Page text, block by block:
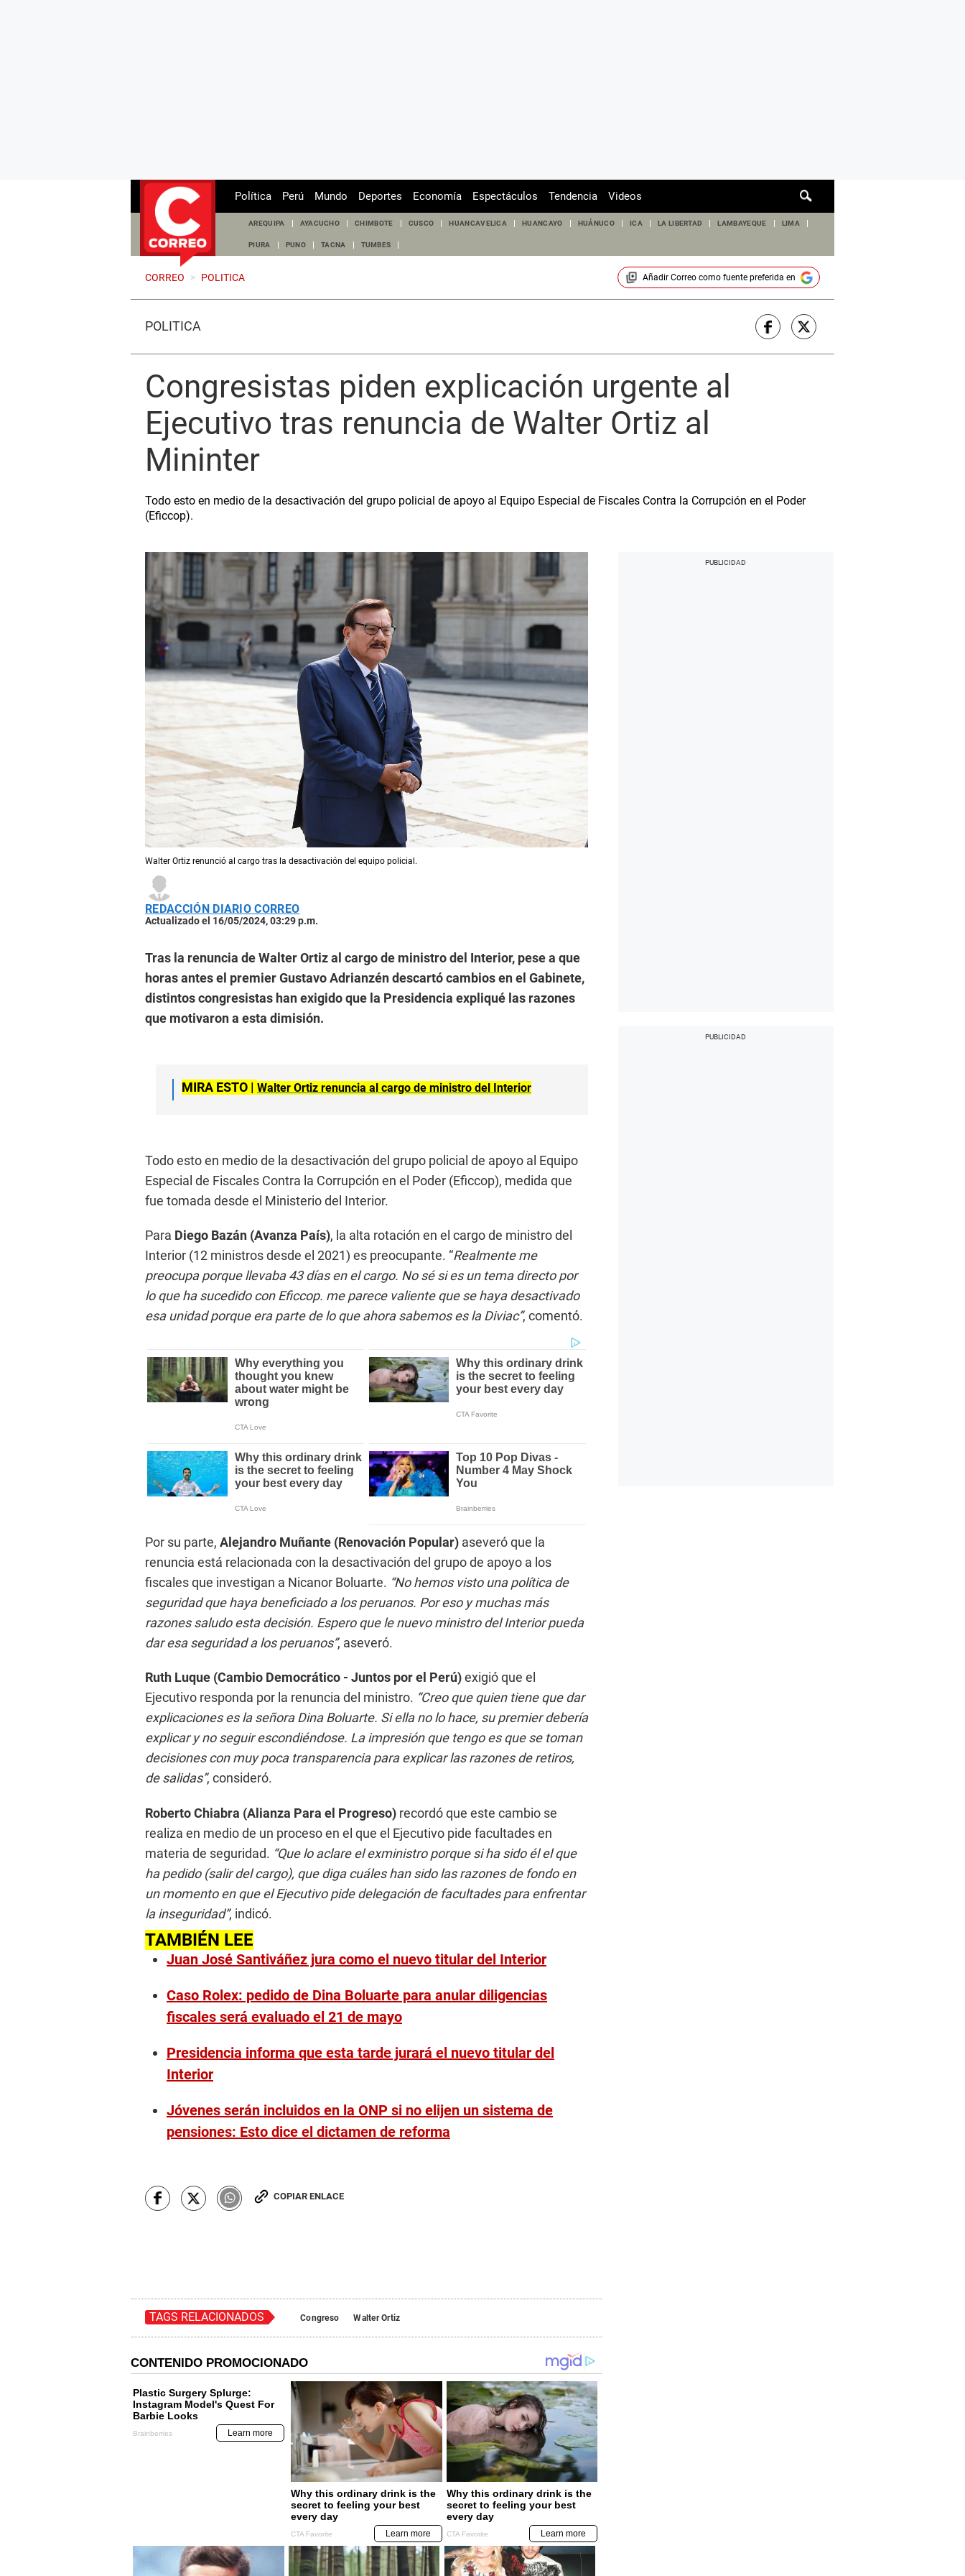
de
Política Perú Mundo Deportes Economía Espectáculos Tendencia Videos
AREQUIPA AYACUCHO CHIMBOTE CUSCO HUANCAVELICA HUANCAYO HUÁNUCO ICA LA LIBERTAD LAMBAYEQUE LIMA
PIURA PUNO TACNA TUMBES
CORREO > POLITICA Añadir Correocomo fuente preferida en
POLÍTICA
Congresistas piden explicación urgente al
Ejecutivo tras renuncia de Walter Ortiz al
Mininter
Todo esto en medio de la desactivación del grupo policial de apoyo al Equipo Especial de Fiscales Contra la Corrupción en el Poder
(Eficcop).
Walter Ortiz renunció al cargo tras la desactivación del equipo policial.
REDACCIÓN DIARIO CORREO
Actualizado el 16/05/2024, 03:29 p.m.
Tras la renuncia de Walter Ortiz al cargo de ministro del Interior, pese a que
horas antes el premier Gustavo Adrianzén descartó cambios en el Gabinete,
distintos congresistas han exigido que la Presidencia expliqué las razones
que motivaron a esta dimisión.
MIRA ESTO | Walter Ortiz renuncia al cargo de ministro del Interior
Todo esto en medio de la desactivación del grupo policial de apoyo al Equipo
Especial de Fiscales Contra la Corrupción en el Poder (Eficcop), medida que
fue tomada desde el Ministerio del Interior.
Para Diego Bazán (Avanza País), la alta rotación en el cargo de ministro del
Interior (12 ministros desde el 2021) es preocupante. “Realmente me
preocupa porque llevaba 43 días en el cargo. No sé si es un tema directo por
lo que ha sucedido con Eficcop. me parece valiente que se haya desactivado
esa unidad porque era parte de lo que ahora sabemos es la Diviac”, comentó.
Por su parte, Alejandro Muñante (Renovación Popular) aseveró que la
renuncia está relacionada con la desactivación del grupo de apoyo a los
fiscales que investigan a Nicanor Boluarte. “No hemos visto una política de
seguridad que haya beneficiado a los peruanos. Por eso y muchas más
razones saludo esta decisión. Espero que le nuevo ministro del Interior pueda
dar esa seguridad a los peruanos”, aseveró.
Ruth Luque (Cambio Democrático - Juntos por el Perú)exigió que el
Ejecutivo responda por la renuncia del ministro. “Creo que quien tiene que dar
explicaciones es la señora Dina Boluarte. Si ella no lo hace, su premier debería
explicar y no seguir escondiéndose. La impresión que tengo es que se toman
decisiones con muy poca transparencia para explicar las razones de retiros,
de salidas”, consideró.
Roberto Chiabra (Alianza Para el Progreso) recordó que este cambio se
realiza en medio de un proceso en el que el Ejecutivo pide facultades en
materia de seguridad. “Que lo aclare el exministro porque si ha sido él el que
ha pedido (salir del cargo), que diga cuáles han sido las razones de fondo en
un momento en que el Ejecutivo pide delegación de facultades para enfrentar
la inseguridad”, indicó.
TAMBIÉN LEE
Juan José Santiváñez jura como el nuevo titular del Interior
Caso Rolex: pedido de Dina Boluarte para anular diligencias
fiscales será evaluado el 21 de mayo
Presidencia informa que esta tarde jurará el nuevo titular del
Interior
Jóvenes serán incluidos en la ONP si no elijen un sistema de
pensiones: Esto dice el dictamen de reforma
COPIAR ENLACE
TAGS RELACIONADOS Congreso Walter Ortiz